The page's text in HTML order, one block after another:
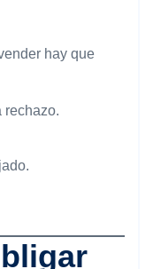
hay que
rechazo.